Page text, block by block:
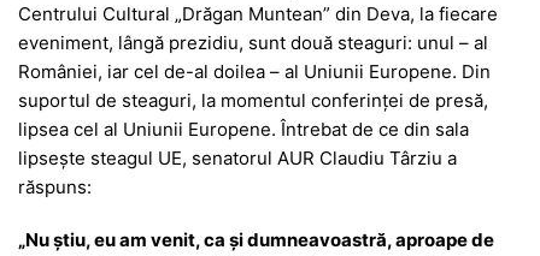
Centrului Cultural „Drăgan Muntean” din Deva, la fiecare
eveniment, lângă prezidiu, sunt două steaguri: unul – al
României, iar cel de-al doilea – al Uniunii Europene. Din
suportul de steaguri, la momentul conferinței de presă,
lipsea cel al Uniunii Europene. Întrebat de ce din sala
lipsește steagul UE, senatorul AUR Claudiu Târziu a
răspuns:
„Nu știu, eu am venit, ca și dumneavoastră, aproape de